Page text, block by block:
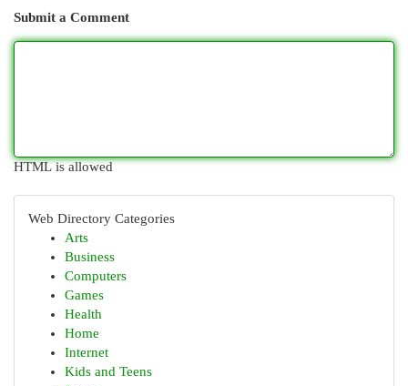
Submit a Comment
HTML is allowed
Web Directory Categories
Arts
Business
Computers
Games
Health
Home
Internet
Kids and Teens